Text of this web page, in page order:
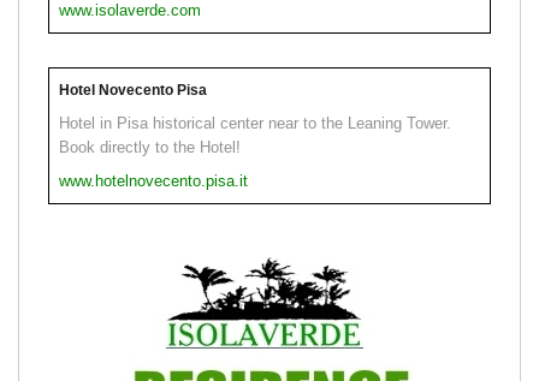
www.isolaverde.com
Hotel Novecento Pisa
Hotel in Pisa historical center near to the Leaning Tower.
Book directly to the Hotel!
www.hotelnovecento.pisa.it